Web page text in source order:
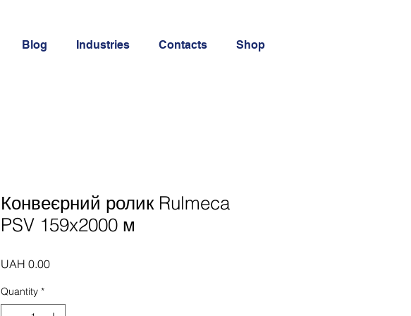
Blog Industries Contacts Shop
Конвеєрний ролик Rulmeca
PSV 159x2000 м
UAH 0.00Price
Quantity *